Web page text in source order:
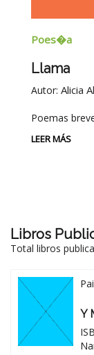
Poes�a
Llama
Autor: Alicia
Poemas
LEER MÁS
Libros
Total libros
Y